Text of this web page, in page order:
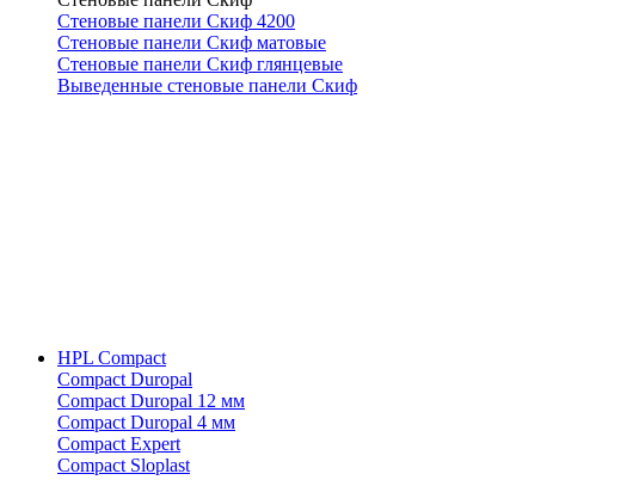
Стеновые панели Скиф 4200
Стеновые панели Скиф матовые
Стеновые панели Скиф глянцевые
Выведенные стеновые панели Скиф
HPL Compact
Compact Duropal
Compact Duropal 12 мм
Compact Duropal 4 мм
Compact Expert
Compact Sloplast